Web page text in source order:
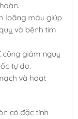
loãng máu giúp
và bệnh tim
cũng giảm nguy
tự do.
và hoạt
có đặc tính